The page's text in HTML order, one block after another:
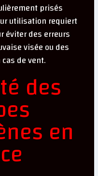
prisés
utilisation requiert
éviter des erreurs
visée ou des
de vent.
des
en